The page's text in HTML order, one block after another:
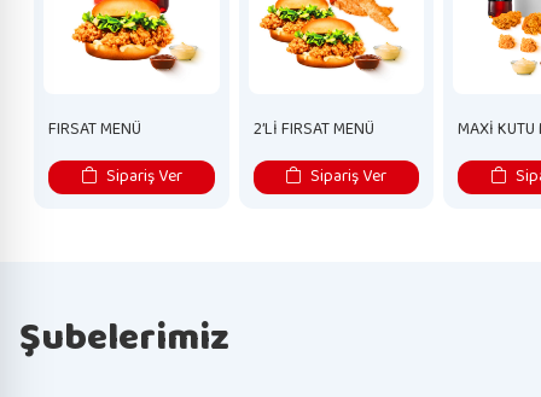
FIRSAT MENÜ
Sipariş Ver
2’Lİ FIRSAT MENÜ
Sipariş Ver
MAXİ KUTU
Şubelerimiz